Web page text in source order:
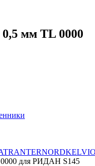
мм TL 0000
TRANTERNORD
для РИДАН S145